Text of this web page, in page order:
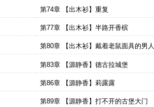
第74章 【出木衫】重复
第77章 【出木衫】半路开香槟
第80章 【出木衫】戴着老鼠面具的男人
第83章 【源静香】德古拉城堡
第86章 【源静香】莉露露
第89章 【源静香】打不开的古堡大门